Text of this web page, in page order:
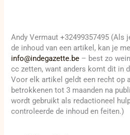
Andy Vermaut +32499357495 (Als
de inhoud van een artikel, kan je
info@indegazette.be – best zo
cc zetten, want anders komt dit in
Voor elk artikel geldt een recht op
betrokkenen tot 3 maanden na
wordt gebruikt als redactioneel
controleerde de inhoud en feiten.)